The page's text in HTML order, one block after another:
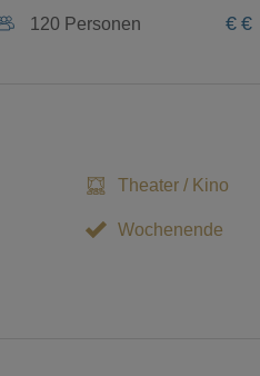
120 Personen € €
Theater / Kino
Wochenende